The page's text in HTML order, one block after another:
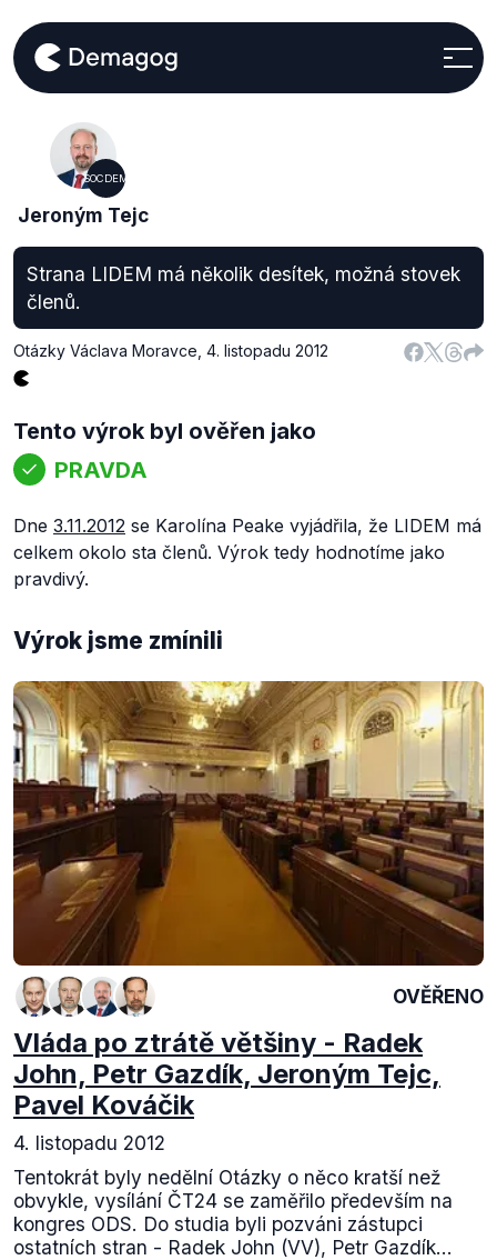
SOCDEM
Jeroným Tejc
Strana LIDEM má několik desítek, možná stovek
členů.
Otázky Václava Moravce 4. listopadu 2012
Tento výrok byl ověřen jako
PRAVDA
Dne 3.11.2012 se Karolína Peake vyjádřila, že LIDEM má
celkem okolo sta členů. Výrok tedy hodnotíme jako
pravdivý.
Výrok jsme zmínili
OVĚŘENO
Vláda po ztrátě většiny - Radek
John, Petr Gazdík, Jeroným Tejc,
Pavel Kováčik
4. listopadu 2012
Tentokrát byly nedělní Otázky o něco kratší než
obvykle, vysílání ČT24 se zaměřilo především na
kongres ODS. Do studia byli pozváni zástupci
ostatních stran - Radek John (VV), Petr Gazdík...